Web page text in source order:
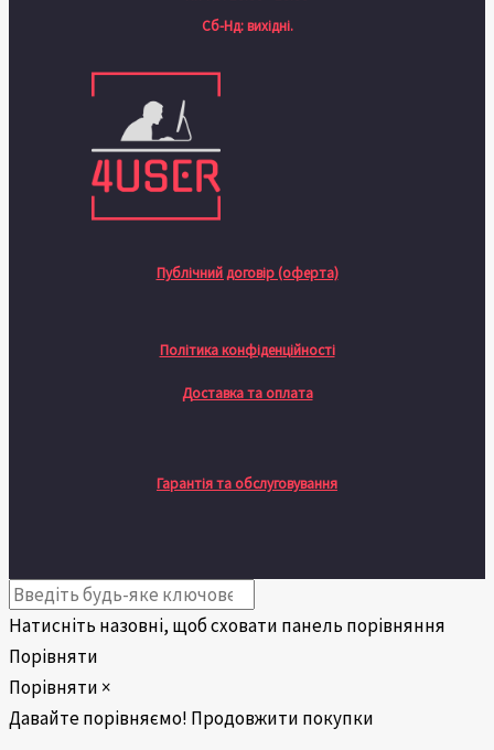
Сб-Нд: вихідні.
Публічний договір (оферта)
Політика конфіденційності
Доставка та оплата
Гарантія та обслуговування
Натисніть назовні, щоб сховати панель порівняння
Порівняти
Порівняти ×
Давайте порівняємо! Продовжити покупки